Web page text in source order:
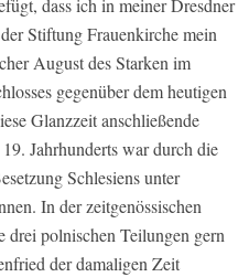
dass ich in meiner Dresdner
Stiftung Frauenkirche mein
August des Starken im
gegenüber dem heutigen
Glanzzeit anschließende
Jahrhunderts war durch die
Schlesiens unter
In der zeitgenössischen
drei polnischen Teilungen gern
der damaligen Zeit